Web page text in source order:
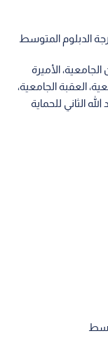
الدبلوم المتوسط
الأميرة
العقبة الجامعية،
الثاني للحماية